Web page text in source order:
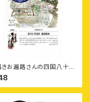
お遍路さんの四国八十八
朱印付きポストカード集
集〉徳島1カ寺・高知10カ寺